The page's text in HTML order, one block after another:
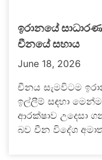
ඉරානයේ
චීනයේ සහාය
June 18, 2026
චීනය සැමවිටම
ඉල්ලීම් සඳහා
ආරක්ෂාව උදෙසා
බව චීන විදේශ